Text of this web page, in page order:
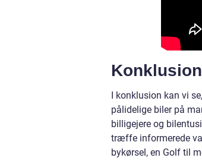
Konklusion
I konklusion kan vi
pålidelige biler på
billigejere og
træffe informerede
bykørsel, en Golf til